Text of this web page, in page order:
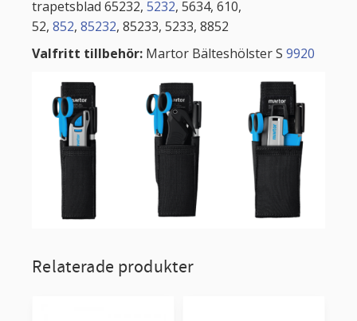
trapetsblad 65232, 5232, 5634, 610,
52, 852, 85232, 85233, 5233, 8852
Valfritt tillbehör: Martor Bälteshölster S 9920
Relaterade produkter